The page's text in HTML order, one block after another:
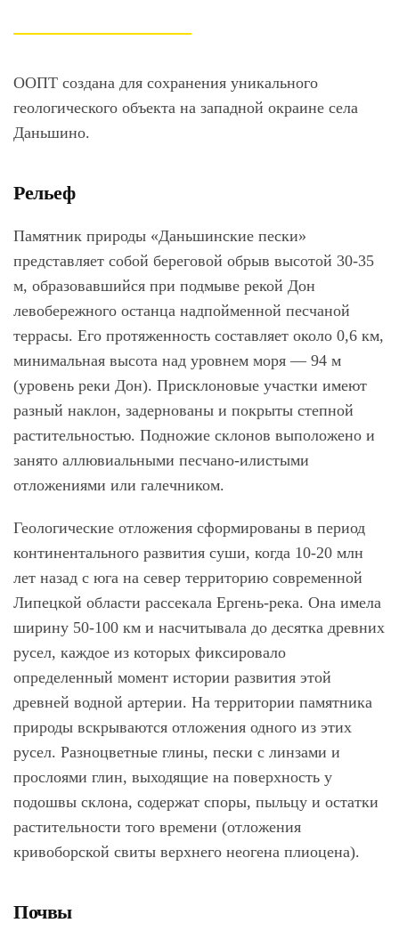
ООПТ создана для сохранения уникального
геологического объекта на западной окраине села
Даньшино.
Рельеф
Памятник природы «Даньшинские пески»
представляет собой береговой обрыв высотой 30-35
м, образовавшийся при подмыве рекой Дон
левобережного останца надпойменной песчаной
террасы. Его протяженность составляет около 0,6 км,
минимальная высота над уровнем моря — 94 м
(уровень реки Дон). Присклоновые участки имеют
разный наклон, задернованы и покрыты степной
растительностью. Подножие склонов выположено и
занято аллювиальными песчано-илистыми
отложениями или галечником.
Геологические отложения сформированы в период
континентального развития суши, когда 10-20 млн
лет назад с юга на север территорию современной
Липецкой области рассекала Ергень-река. Она имела
ширину 50-100 км и насчитывала до десятка древних
русел, каждое из которых фиксировало
определенный момент истории развития этой
древней водной артерии. На территории памятника
природы вскрываются отложения одного из этих
русел. Разноцветные глины, пески с линзами и
прослоями глин, выходящие на поверхность у
подошвы склона, содержат споры, пыльцу и остатки
растительности того времени (отложения
кривоборской свиты верхнего неогена плиоцена).
Почвы